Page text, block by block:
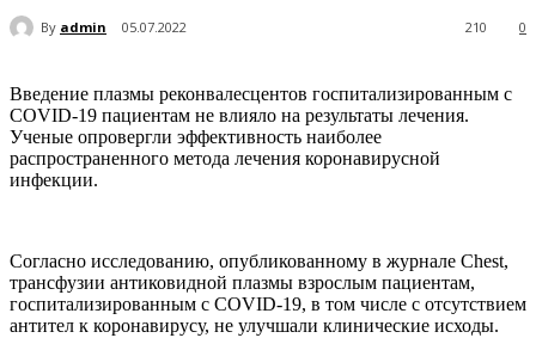
By admin 05.07.2022 0
210
Введение плазмы реконвалесцентов госпитализированным с
COVID-19 пациентам не влияло на результаты лечения.
Ученые опровергли эффективность наиболее
распространенного метода лечения коронавирусной
инфекции.
Согласно исследованию, опубликованному в журнале Chest,
трансфузии антиковидной плазмы взрослым пациентам,
госпитализированным с COVID-19, в том числе с отсутствием
антител к коронавирусу, не улучшали клинические исходы.